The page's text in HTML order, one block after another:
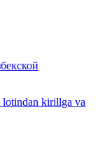
kirillga va